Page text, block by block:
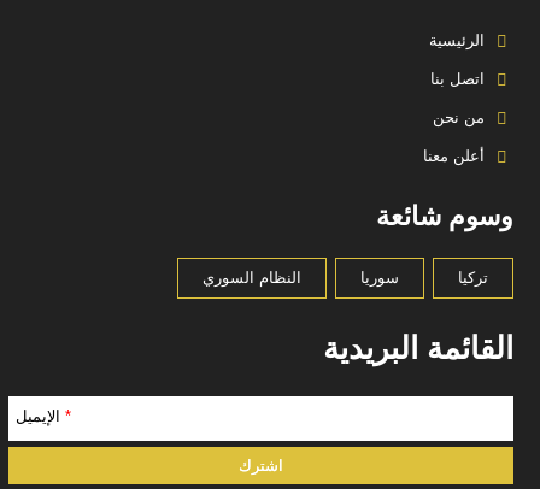
الرئيسية
اتصل بنا
من نحن
أعلن معنا
وسوم شائعة
تركيا سوريا النظام السوري
القائمة البريدية
* الإيميل